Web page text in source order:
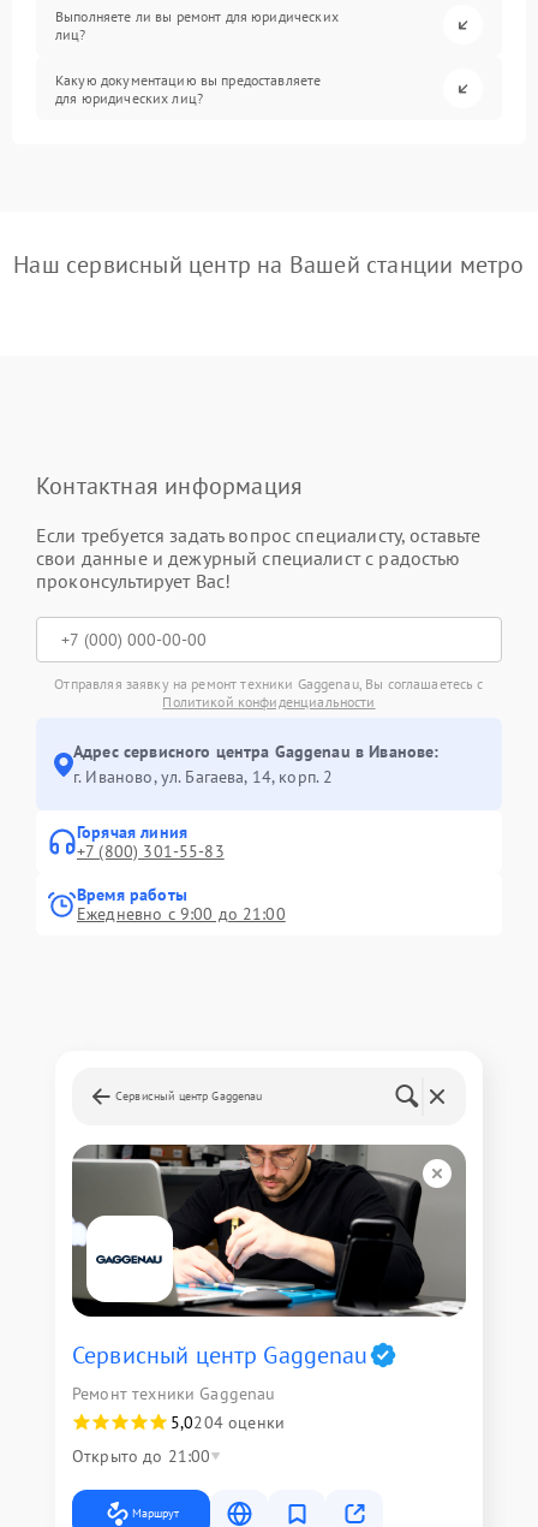
Выполняете ли вы ремонт для юридических
лиц?
Какую документацию вы предоставляете
для юридических лиц?
Наш сервисный центр на Вашей станции метро
Контактная информация
Если требуется задать вопрос специалисту, оставьте
свои данные и дежурный специалист с радостью
проконсультирует Вас!
Отправляя заявку на ремонт техники Gaggenau, Вы соглашаетесь с
Политикой конфиденциальности
Адрес сервисного центра Gaggenau в Иванове:
г. Иваново, ул. Багаева, 14, корп. 2
Горячая линия
+7 (800) 301-55-83
Время работы
Ежедневно с 9:00 до 21:00
Сервисный центр Gaggenau
Сервисный центр Gaggenau
Ремонт техники Gaggenau
5,0204 оценки
Открыто до 21:00
Маршрут